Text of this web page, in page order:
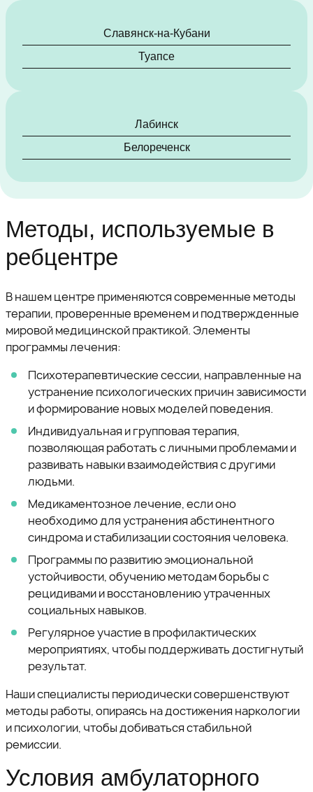
Славянск-на-Кубани
Туапсе
Лабинск
Белореченск
Методы, используемые в
ребцентре
В нашем центре применяются современные методы
терапии, проверенные временем и подтвержденные
мировой медицинской практикой. Элементы
программы лечения:
Психотерапевтические сессии, направленные на
устранение психологических причин зависимости
и формирование новых моделей поведения.
Индивидуальная и групповая терапия,
позволяющая работать с личными проблемами и
развивать навыки взаимодействия с другими
людьми.
Медикаментозное лечение, если оно
необходимо для устранения абстинентного
синдрома и стабилизации состояния человека.
Программы по развитию эмоциональной
устойчивости, обучению методам борьбы с
рецидивами и восстановлению утраченных
социальных навыков.
Регулярное участие в профилактических
мероприятиях, чтобы поддерживать достигнутый
результат.
Наши специалисты периодически совершенствуют
методы работы, опираясь на достижения наркологии
и психологии, чтобы добиваться стабильной
ремиссии.
Условия амбулаторного